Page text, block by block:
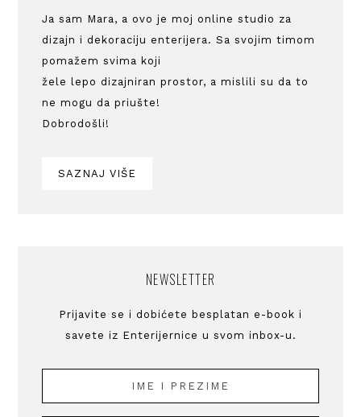
Ja sam Mara, a ovo je moj online studio za
dizajn i dekoraciju enterijera. Sa svojim timom
pomažem svima koji
žele lepo dizajniran prostor, a mislili su da to
ne mogu da priušte!
Dobrodošli!
SAZNAJ VIŠE
NEWSLETTER
Prijavite se i dobićete besplatan e-book i
savete iz Enterijernice u svom inbox-u.